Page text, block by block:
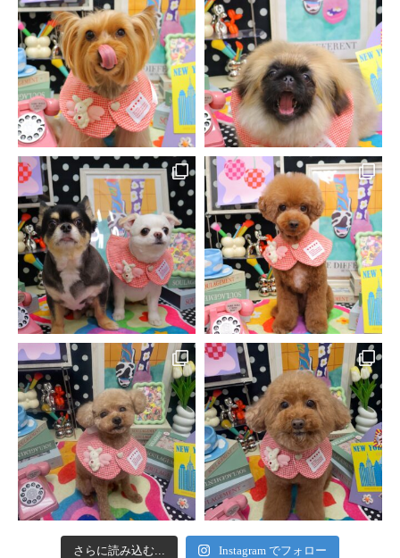
さらに読み込む... Instagram でフォロー